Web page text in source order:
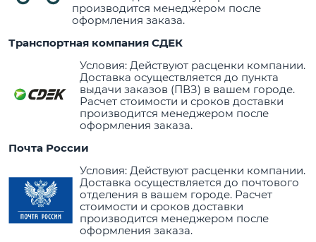
производится менеджером после
оформления заказа.
Транспортная компания СДЕК
Условия: Действуют расценки компании.
Доставка осуществляется до пункта
выдачи заказов (ПВЗ) в вашем городе.
Расчет стоимости и сроков доставки
производится менеджером после
оформления заказа.
Почта России
Условия: Действуют расценки компании.
Доставка осуществляется до почтового
отделения в вашем городе. Расчет
стоимости и сроков доставки
производится менеджером после
оформления заказа.